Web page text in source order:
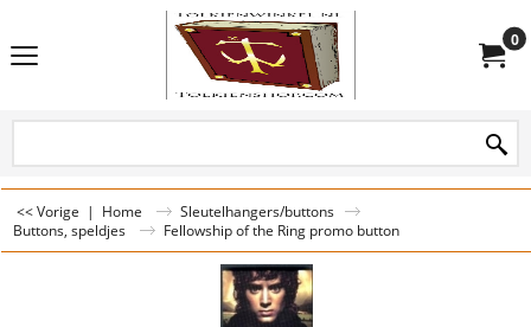
0
<< Vorige | Home
Sleutelhangers/buttons
Buttons, speldjes
Fellowship of the Ring promo button